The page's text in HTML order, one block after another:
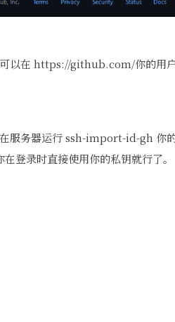
以在 https://github.com/你的用户
在服务器运行 ssh-import-id-gh
登录时直接使用你的私钥就行了。